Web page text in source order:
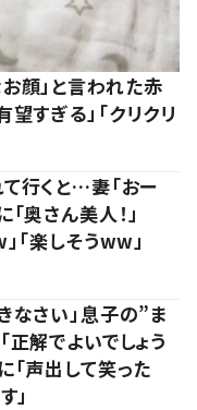
顔」と言われた赤
すぎる」「クリクリ
行くと…妻「おー
奥さん美人！」
「楽しそうww」
なさい」息子の”ま
解でよいでしょう
声出して笑った
」